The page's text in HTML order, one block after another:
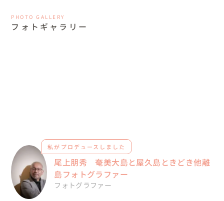
PHOTO GALLERY
フォトギャラリー
私がプロデュースしました
尾上朋秀 奄美大島と屋久島ときどき他離
島フォトグラファー
フォトグラファー